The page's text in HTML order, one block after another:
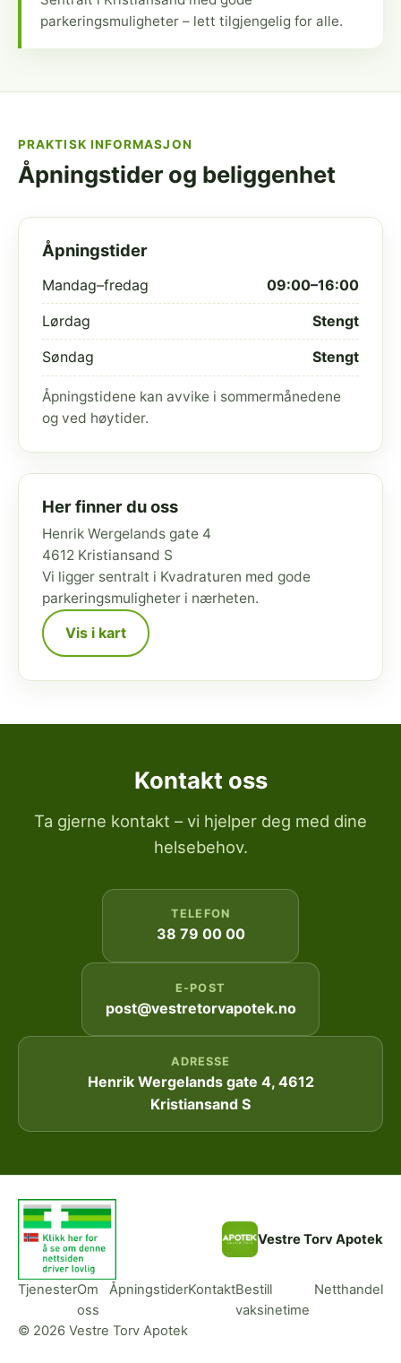
parkeringsmuligheter – lett tilgjengelig for alle.
PRAKTISK INFORMASJON
Åpningstider og beliggenhet
Åpningstider
Mandag–fredag 09:00–16:00
Lørdag Stengt
Søndag Stengt
Åpningstidene kan avvike i sommermånedene
og ved høytider.
Her finner du oss
Henrik Wergelands gate 4
4612 Kristiansand S
Vi ligger sentralt i Kvadraturen med gode
parkeringsmuligheter i nærheten.
Vis i kart
Kontakt oss
Ta gjerne kontakt – vi hjelper deg med dine
helsebehov.
TELEFON
38 79 00 00
E-POST
post@vestretorvapotek.no
ADRESSE
Henrik Wergelands gate 4, 4612
Kristiansand S
Vestre Torv Apotek
TjenesterOm
oss
ÅpningstiderKontaktBestill
vaksinetime
Netthandel
© 2026 Vestre Torv Apotek